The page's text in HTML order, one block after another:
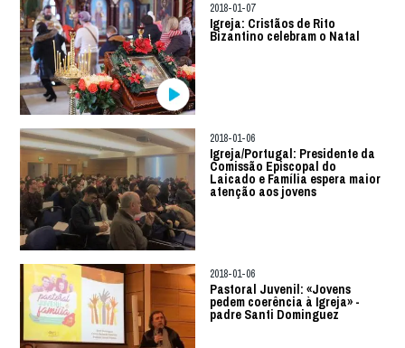
2018-01-07
Igreja: Cristãos de Rito
Bizantino celebram o Natal
2018-01-06
Igreja/Portugal: Presidente da
Comissão Episcopal do
Laicado e Família espera maior
atenção aos jovens
2018-01-06
Pastoral Juvenil: «Jovens
pedem coerência à Igreja» -
padre Santi Dominguez